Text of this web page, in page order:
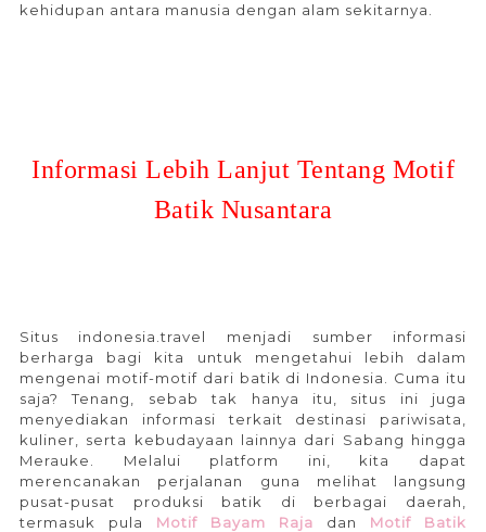
kehidupan antara manusia dengan alam sekitarnya.
Informasi Lebih Lanjut Tentang Motif
Batik Nusantara
Situs indonesia.travel menjadi sumber informasi
berharga bagi kita untuk mengetahui lebih dalam
mengenai motif-motif dari batik di Indonesia. Cuma itu
saja? Tenang, sebab tak hanya itu, situs ini juga
menyediakan informasi terkait destinasi pariwisata,
kuliner, serta kebudayaan lainnya dari Sabang hingga
Merauke. Melalui platform ini, kita dapat
merencanakan perjalanan guna melihat langsung
pusat-pusat produksi batik di berbagai daerah,
termasuk pula Motif Bayam Raja dan Motif Batik